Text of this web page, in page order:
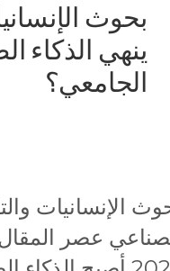
بحوث
ينهي الذكاء
الجامعي؟
الإنسانيات